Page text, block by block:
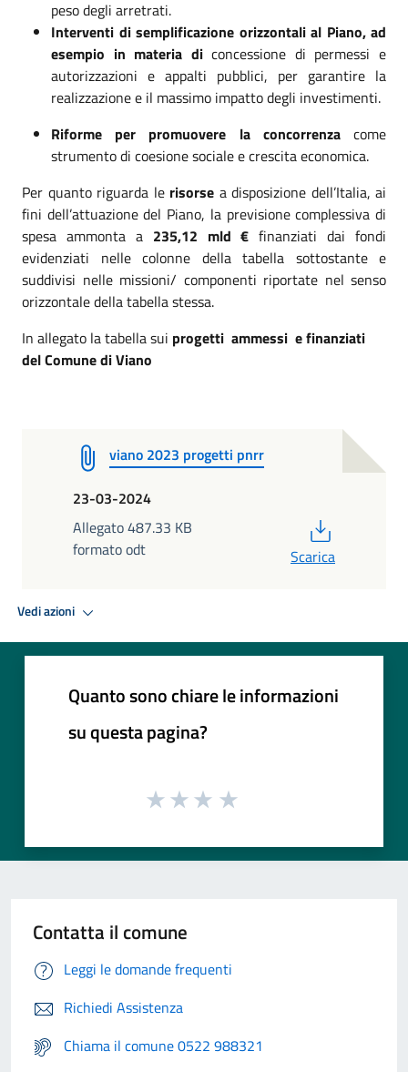
peso degli arretrati.
Interventi di semplificazione orizzontali al Piano, ad
esempio in materia diconcessione di permessi e
autorizzazioni e appalti pubblici, per garantire la
realizzazione e il massimo impatto degli investimenti.
Riforme per promuovere la concorrenzacome
strumento di coesione sociale e crescita economica.
Per quanto riguarda le risorse a disposizione dell’Italia, ai
fini dell’attuazione del Piano, la previsione complessiva di
spesa ammonta a 235,12 mld €finanziati dai fondi
evidenziati nelle colonne della tabella sottostante e
suddivisi nelle missioni/ componenti riportate nel senso
orizzontale della tabella stessa.
In allegato la tabella sui progetti ammessi e finanziati
del Comune di Viano
viano 2023 progetti pnrr
23-03-2024
Allegato 487.33 KB
formato odt
Scarica
Vedi azioni
Quanto sono chiare le informazioni
su questa pagina?
Contatta il comune
Leggi le domande frequenti
Richiedi Assistenza
Chiama il comune 0522 988321